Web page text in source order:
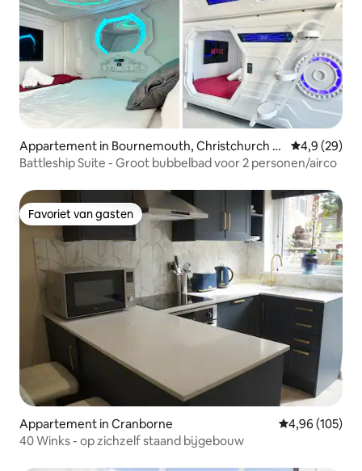
Appartement in Bournemouth, Christchurch a
nd Poole
Gemiddelde
4,9 (29)
Battleship Suite - Groot bubbelbad voor 2 personen/airco
Favoriet van gasten
Favoriet van gasten
Appartement in Cranborne Gemiddelde
4,96 (105)
40 Winks - op zichzelf staand bijgebouw